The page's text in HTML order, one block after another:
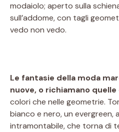
modaiolo; aperto sulla
sull’addome, con tagli
vedo non vedo.
Le fantasie della moda
nuove, o richiamano quelle
colori che nelle geometrie.
bianco e nero, un evergreen,
intramontabile, che torna di